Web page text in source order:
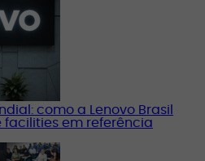
como a Lenovo Brasil
em referência